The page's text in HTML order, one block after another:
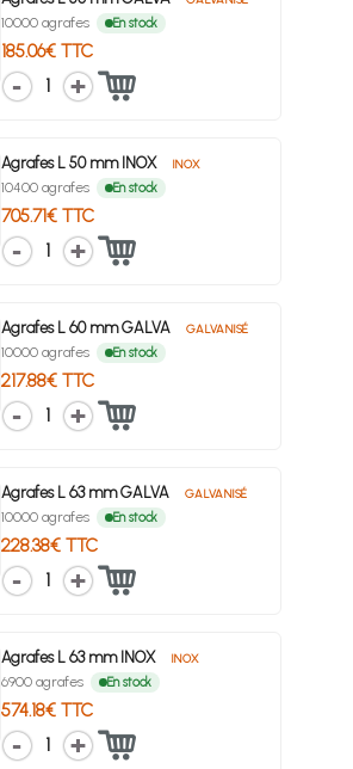
10000 agrafes En stock
185.06€ TTC
1
Agrafes L 50 mm INOX INOX
10400 agrafes En stock
705.71€ TTC
1
Agrafes L 60 mm GALVA GALVANISÉ
10000 agrafes En stock
217.88€ TTC
1
Agrafes L 63 mm GALVA GALVANISÉ
10000 agrafes En stock
228.38€ TTC
1
Agrafes L 63 mm INOX INOX
6900 agrafes En stock
574.18€ TTC
1